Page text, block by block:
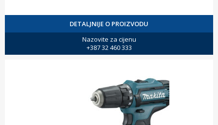
DETALJNIJE O PROIZVODU
Nazovite za cijenu
+387 32 460 333